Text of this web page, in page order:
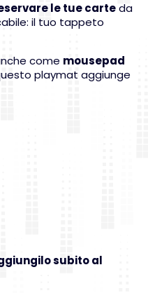
le tue carteda
il tuo tappeto
come mousepad
playmat aggiunge
subito al